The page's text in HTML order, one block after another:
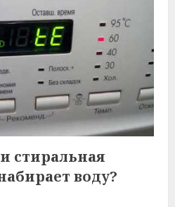
стиральная
воду?